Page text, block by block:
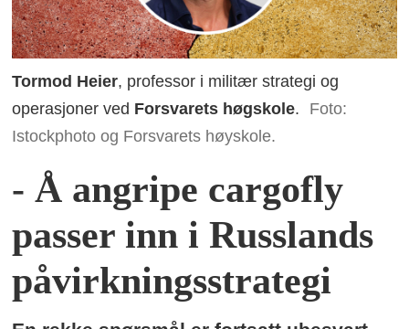
Tormod Heier, professor i militær strategi og
operasjoner ved Forsvarets høgskole.
Foto:
Istockphoto og Forsvarets høyskole.
- Å angripe cargofly
passer inn i Russlands
påvirkningsstrategi